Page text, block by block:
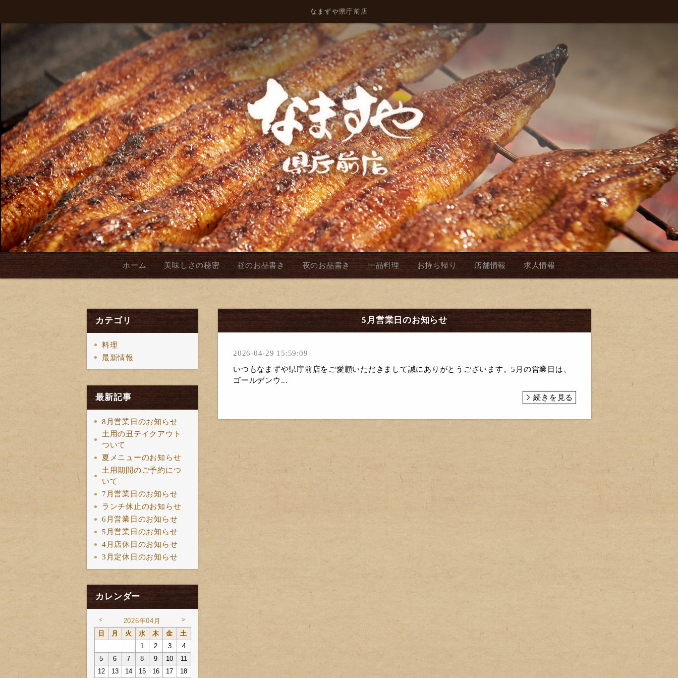
なまずや県庁前店
ホーム 美味しさの秘密 昼のお品書き 夜のお品書き 一品料理 お持ち帰り 店舗情報 求人情報
カテゴリ
料理
最新情報
最新記事
8月営業日のお知らせ
土用の丑テイクアウト
ついて
夏メニューのお知らせ
土用期間のご予約につ
いて
7月営業日のお知らせ
ランチ休止のお知らせ
6月営業日のお知らせ
5月営業日のお知らせ
4月店休日のお知らせ
3月定休日のお知らせ
カレンダー
< 2026年04月 >
日 月 火 水 木 金
土
1
2 3
4
5
6 7 8 9 10
11
12
13 14 15 16 17 18
5月営業日のお知らせ
2026-04-29 15:59:09
いつもなまずや県庁前店をご愛顧いただきまして誠にありがとうございます。5月の営業日は、
ゴールデンウ...
続きを見る